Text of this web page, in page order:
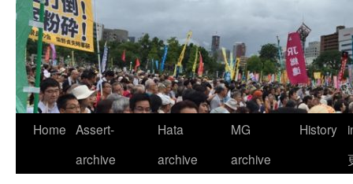
Home Assert-
archive
Hata
archive
MG
archive
History